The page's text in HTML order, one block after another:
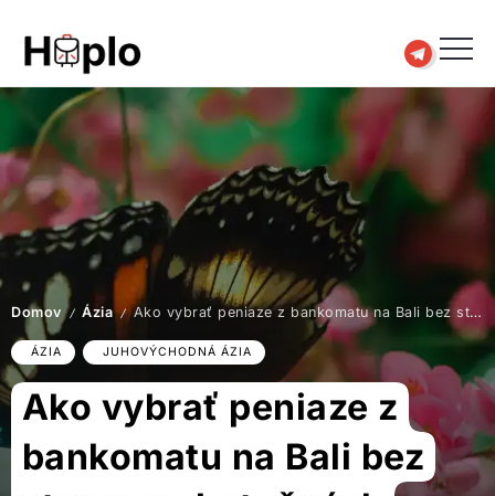
Domov / Ázia / Ako vybrať peniaze z bankomatu na Bali bez stresu a zbytočných poplatkov
ÁZIA JUHOVÝCHODNÁ ÁZIA
Ako vybrať peniaze z
bankomatu na Bali bez